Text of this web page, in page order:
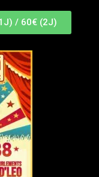
/ 60€ (2J)